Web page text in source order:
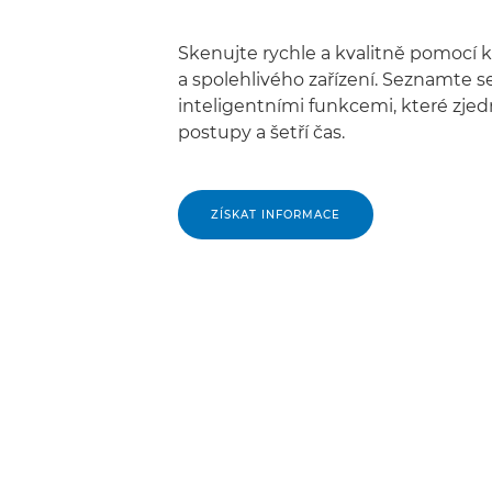
Skenujte rychle a kvalitně pomocí
a spolehlivého zařízení. Seznamte
inteligentními funkcemi, které
postupy a šetří čas.
ZÍSKAT INFORMACE